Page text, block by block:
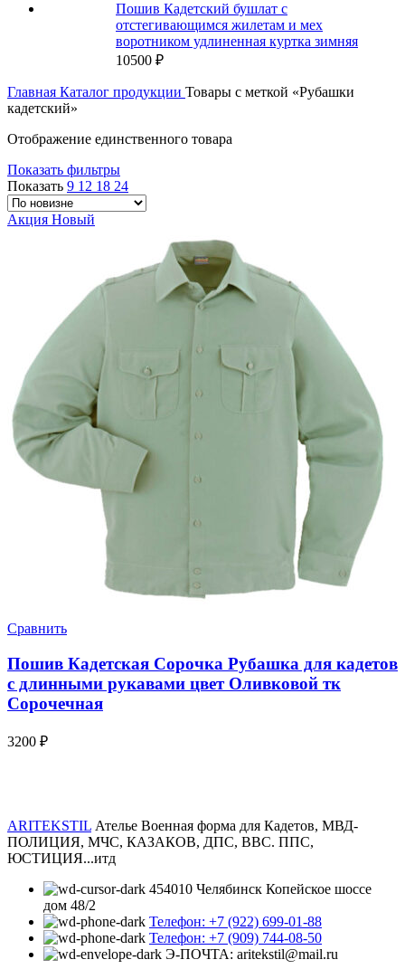
Пошив Кадетский бушлат с
отстегивающимся жилетам и мех
воротником удлиненная куртка зимняя
10500 ₽
Главная Каталог продукции Товары с меткой «Рубашки
кадетский»
Отображение единственного товара
Показать фильтры
Показать 9 12 18 24
Акция Новый
Сравнить
Пошив Кадетская Сорочка Рубашка для кадетов
с длинными рукавами цвет Оливковой тк
Сорочечная
3200 ₽
ARITEKSTIL Ателье Военная форма для Кадетов, МВД-
ПОЛИЦИЯ, МЧС, КАЗАКОВ, ДПС, ВВС. ППС,
ЮСТИЦИЯ...итд
454010 Челябинск Копейское шоссе
дом 48/2
Телефон: +7 (922) 699-01-88
Телефон: +7 (909) 744-08-50
Э-ПОЧТА: aritekstil@mail.ru